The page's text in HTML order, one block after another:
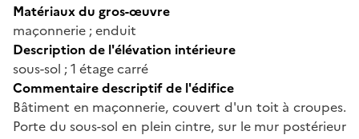
Matériaux du gros-œuvre
maçonnerie ; enduit
Description de l'élévation intérieure
sous-sol ; 1 étage carré
Commentaire descriptif de l'édifice
Bâtiment en maçonnerie, couvert d'un toit à croupes.
Porte du sous-sol en plein cintre, sur le mur postérieur